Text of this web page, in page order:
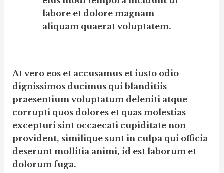
labore et dolore magnam
aliquam quaerat voluptatem.
At vero eos et accusamus et iusto odio
dignissimos ducimus qui blanditiis
praesentium voluptatum deleniti atque
corrupti quos dolores et quas molestias
excepturi sint occaecati cupiditate non
provident, similique sunt in culpa qui officia
deserunt mollitia animi, id est laborum et
dolorum fuga.